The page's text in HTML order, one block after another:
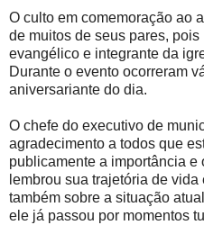
O culto em comemoração ao
de muitos de seus pares,
evangélico e integrante da
Durante o evento ocorreram
aniversariante do dia.
O chefe do executivo de
agradecimento a todos que
publicamente a importância e
lembrou sua trajetória de
também sobre a situação
ele já passou por momentos